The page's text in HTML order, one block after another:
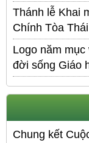
Thánh lễ Khai
Chính Tòa
Logo năm
đời sống Giáo
Chung kết